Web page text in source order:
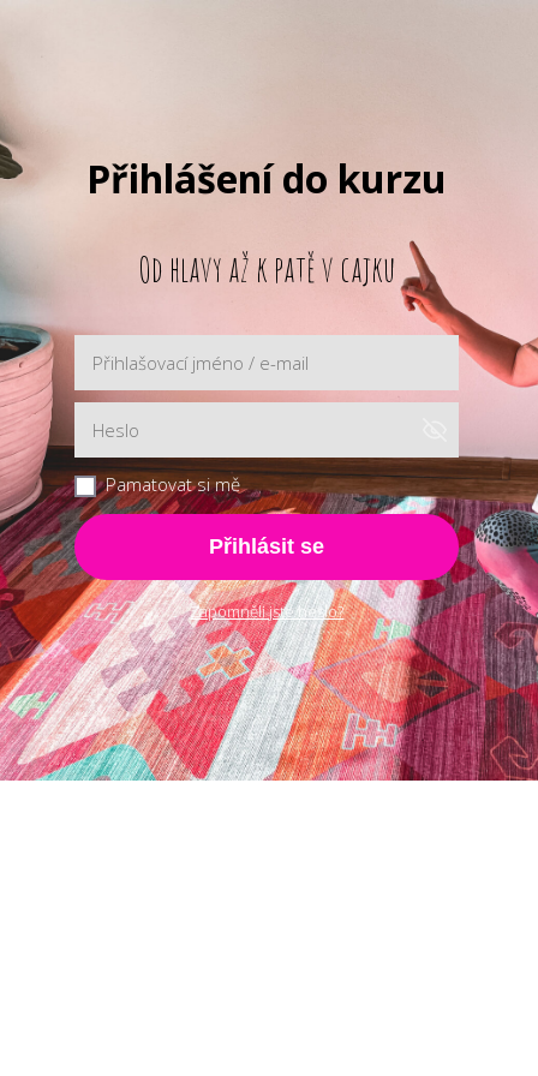
Přihlášení do kurzu
Od hlavy až k patě v cajku
Pamatovat si mě
Přihlásit se
Zapomněli jste heslo?